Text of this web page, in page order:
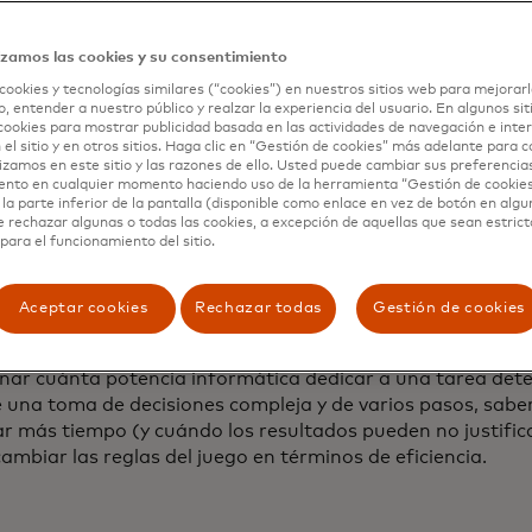
Además de construir el hardware que hace posibles
generación, Nvidia también desarrolló
AI Blueprints
,
construyan e implementen agentes de IA
trabajó con varios socios para crear cinco
análisis de video que puede buscar información
resumidos de videos. Justin Boitano,
dijo en una publicación de blogque los Blueprints
de IA que transformarán todas las industrias".
interesante del discurso de apertura de Huang fue la
en tiempo de prueba", la capacidad de un modelo de
cuánta potencia informática dedicar a una tarea
toma de decisiones compleja y de varios pasos,
más tiempo (y cuándo los resultados pueden no
las reglas del juego en términos de eficiencia.
las cookies y su consentimiento
y tecnologías similares (“cookies”) en nuestros sitios web para
entender a nuestro público y realzar la experiencia del usuario. En algunos
para mostrar publicidad basada en las actividades de navegación e
el sitio y en otros sitios. Haga clic en “Gestión de cookies” más adelante para
en este sitio y las razones de ello. Usted puede cambiar sus
en cualquier momento haciendo uso de la herramienta “Gestión de
la parte inferior de la pantalla (disponible como enlace en vez de botón en
rechazar algunas o todas las cookies, a excepción de aquellas que sean
el funcionamiento del sitio.
Aceptar cookies Rechazar todas Gestión de cookies